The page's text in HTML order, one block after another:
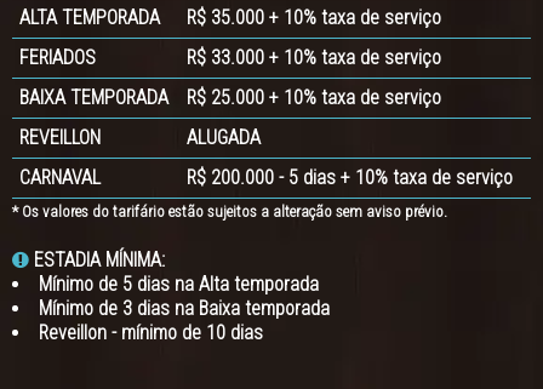
ALTA TEMPORADA
R$ 35.000 + 10% taxa de serviço
FERIADOS
R$ 33.000 + 10% taxa de serviço
BAIXA TEMPORADA
R$ 25.000 + 10% taxa de serviço
REVEILLON
ALUGADA
CARNAVAL
R$ 200.000 - 5 dias + 10% taxa de serviço
* Os valores do tarifário estão sujeitos a alteração sem aviso prévio.
ESTADIA MÍNIMA:
Mínimo de 5 dias na Alta temporada
Mínimo de 3 dias na Baixa temporada
Reveillon - mínimo de 10 dias